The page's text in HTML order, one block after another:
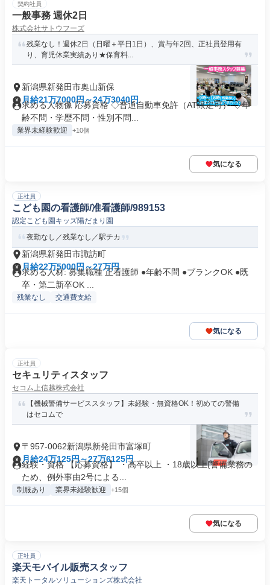
契約社員
一般事務 週休2日
株式会社サトウフーズ
残業なし！週休2日（日曜＋平日1日）、賞与年2回、正社員登用有
り、育児休業実績あり★保育料...
新潟県新発田市奥山新保
月給21万7000円～24万3040円
求める人物像 応募資格 ◇普通自動車免許（AT限定可） ◇年
齢不問・学歴不問・性別不問...
業界未経験歓迎 +10個
気になる
正社員
こども園の看護師/准看護師/989153
認定こども園キッズ陽だまり園
夜勤なし／残業なし／駅チカ
新潟県新発田市諏訪町
月給22万5000円～27万円
求める人材: 募集職種 正看護師 ●年齢不問 ●ブランクOK ●既
卒・第二新卒OK ...
残業なし 交通費支給
気になる
正社員
セキュリティスタッフ
セコム上信越株式会社
【機械警備サービススタッフ】未経験・無資格OK！初めての警備
はセコムで
〒957-0062新潟県新発田市富塚町
月給24万125円～27万6125円
経験・資格 【応募資格】 ・高卒以上 ・18歳以上(警備業務の
ため、例外事由2号による...
制服あり 業界未経験歓迎 +15個
気になる
正社員
楽天モバイル販売スタッフ
楽天トータルソリューションズ株式会社